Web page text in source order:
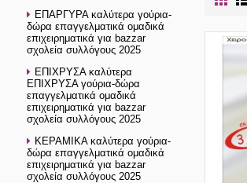
ΕΠΑΡΓΥΡΑ καλύτερα γούρια-
δώρα επαγγελματικά ομαδικά
επιχειρηματικά για bazzar
σχολεία συλλόγους 2025
ΕΠΙΧΡΥΣΑ καλύτερα
ΕΠΙΧΡΥΣΑ γούρια-δώρα
επαγγελματικά ομαδικά
επιχειρηματικά για bazzar
σχολεία συλλόγους 2025
ΚΕΡΑΜΙΚΑ καλύτερα γούρια-
δώρα επαγγελματικά ομαδικά
επιχειρηματικά για bazzar
σχολεία συλλόγους 2025